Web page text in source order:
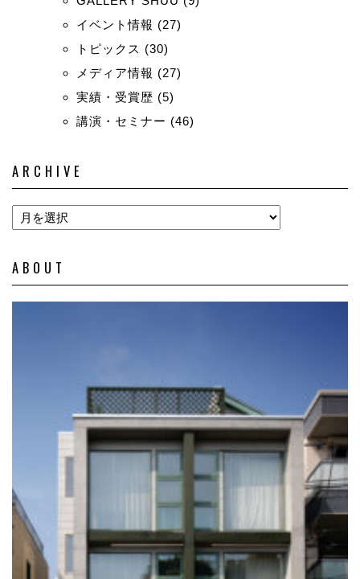
イベント情報 (27)
トピックス (30)
メディア情報 (27)
実績・受賞歴 (5)
講演・セミナー (46)
ARCHIVE
ABOUT